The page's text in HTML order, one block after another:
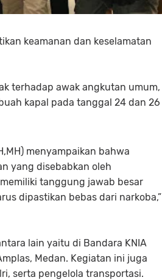
keamanan dan keselamatan
terhadap awak angkutan umum,
kapal pada tanggal 24 dan 26
menyampaikan bahwa
yang disebabkan oleh
tanggung jawab besar
dipastikan bebas dari narkoba,”
lain yaitu di Bandara KNIA
Medan. Kegiatan ini juga
serta pengelola transportasi.